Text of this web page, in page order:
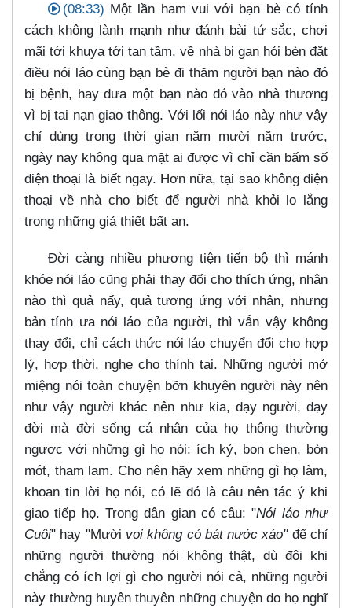
(08:33) Một lần ham vui với bạn bè có tính
cách không lành mạnh như đánh bài tứ sắc, chơi
mãi tới khuya tới tan tầm, về nhà bị gạn hỏi bèn đặt
điều nói láo cùng bạn bè đi thăm người bạn nào đó
bị bệnh, hay đưa một bạn nào đó vào nhà thương
vì bị tai nạn giao thông. Với lối nói láo này như vậy
chỉ dùng trong thời gian năm mười năm trước,
ngày nay không qua mặt ai được vì chỉ cần bấm số
điện thoại là biết ngay. Hơn nữa, tại sao không điện
thoại về nhà cho biết để người nhà khỏi lo lắng
trong những giả thiết bất an.
Đời càng nhiều phương tiện tiến bộ thì mánh
khóe nói láo cũng phải thay đổi cho thích ứng, nhân
nào thì quả nấy, quả tương ứng với nhân, nhưng
bản tính ưa nói láo của người, thì vẫn vậy không
thay đổi, chỉ cách thức nói láo chuyển đổi cho hợp
lý, hợp thời, nghe cho thính tai. Những người mở
miệng nói toàn chuyện bỡn khuyên người này nên
như vậy người khác nên như kia, dạy người, dạy
đời mà đời sống cá nhân của họ thông thường
ngược với những gì họ nói: ích kỷ, bon chen, bòn
mót, tham lam. Cho nên hãy xem những gì họ làm,
khoan tin lời họ nói, có lẽ đó là câu nên tác ý khi
giao tiếp họ. Trong dân gian có câu: "Nói láo như
Cuội" hay "Mười voi không có bát nước xáo"để chỉ
những người thường nói không thật, dù đôi khi
chẳng có ích lợi gì cho người nói cả, những người
này thường huyên thuyên những chuyện do họ nghĩ